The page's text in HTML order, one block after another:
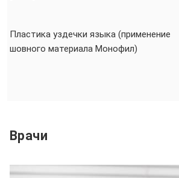
Пластика уздечки языка (применение
шовного материала Монофил)
Врачи